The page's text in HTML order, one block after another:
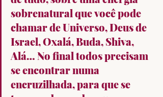
sobrenatural que você pode
chamar de Universo, Deus de
Israel, Oxalá, Buda, Shiva,
Alá… No final todos precisam
se encontrar numa
encruzilhada, para que se